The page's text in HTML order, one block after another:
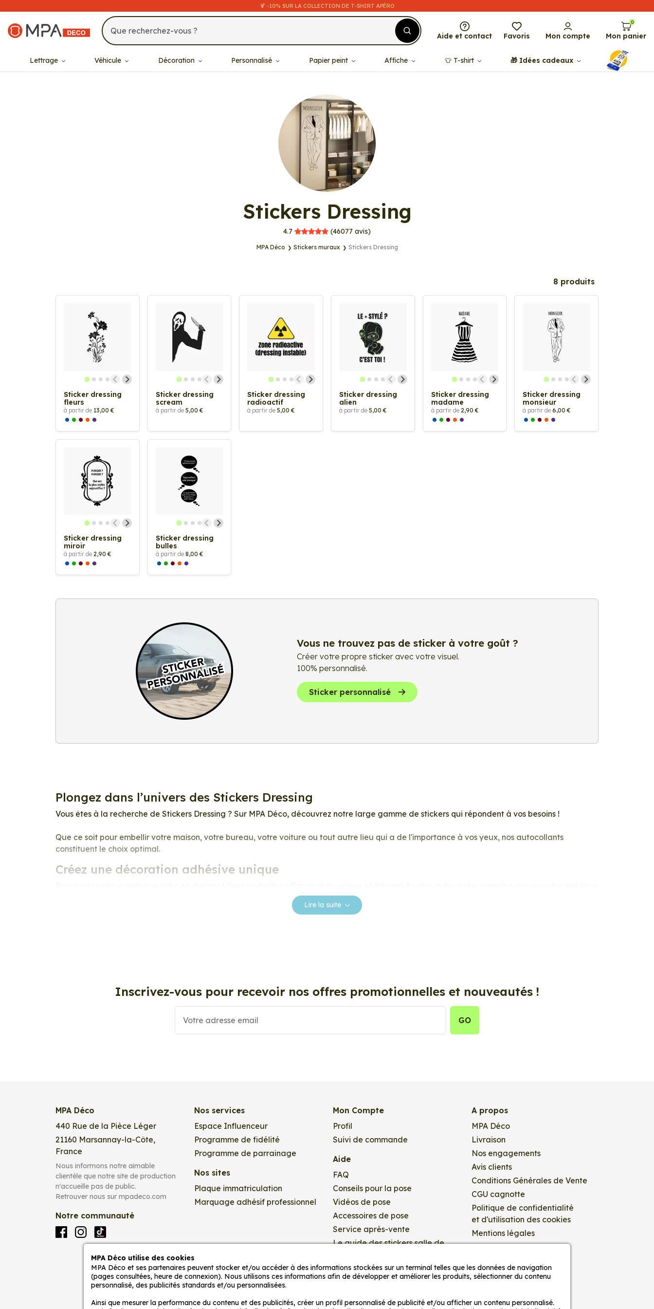
🍹 -10% SUR LA COLLECTION DE T-SHIRT APÉRO
MPA Déco
Aide et contact Favoris Mon compte
0
Mon panier
Lettrage Véhicule Décoration Personnalisé Papier peint Affiche 👕​​ T-shirt 🎁​ Idées cadeaux
Stickers Dressing
MPA Déco
4.7 (46077 avis)
MPA Déco Stickers muraux Stickers Dressing
8 produits
Sticker dressing
fleurs
à partir de 13,00 €
Sticker dressing
scream
à partir de 5,00 €
Sticker dressing
radioactif
à partir de5,00 €
Sticker dressing
alien
à partir de 5,00 €
Sticker dressing
madame
à partir de 2,90 €
Sticker dressing
monsieur
à partir de6,00 €
Sticker dressing
miroir
à partir de 2,90 €
Sticker dressing
bulles
à partir de 8,00 €
Vous ne trouvez pas de sticker à votre goût ?
Créer votre propre sticker avec votre visuel.
100% personnalisé.
Sticker personnalisé
Plongez dans l’univers des Stickers Dressing
Vous êtes à la recherche de Stickers Dressing ? Sur MPA Déco, découvrez notre large gamme de stickers qui répondent à vos besoins !
Que ce soit pour embellir votre maison, votre bureau, votre voiture ou tout autre lieu qui a de l'importance à vos yeux, nos autocollants
constituent le choix optimal.
Créez une décoration adhésive unique
afin qu’il puisse refléter votre univers et votre personnalité ? Les Stickers Dressing sont l’accessoire qu’il vous faut !
besoin et à vos attentes.
Où peut-on coller les stickers ?
Choisissez un sticker sur mesure
Choisir un sticker unique et sur mesure peut sembler délicat, mais cela devient simple dès lors que vous connaissez vos préférences et vos
besoins. Optez pour quelque chose qui reflète votre personnalité, qu'il s'agisse de vos passe-temps, de vos convictions ou simplement de ce qui
vous fait sourire.
Les Stickers Dressing sont des autocollants qui peuvent être utilisés pour décorer et personnaliser de nombreux objets, surfaces et espaces tels
que les vitrines, les murs, les véhicules, les ordinateurs portables, etc. Ils peuvent également servir de support de communication pour les
entreprises et les organisations.
Il faudra ainsi prendre en compte la taille et la forme de votre sticker. Les stickers sont disponibles en différentes tailles, du petit format au
grand format, afin de s’adapter au mieux à votre support de pose.
Une fabrication artisanale
Choisissez MPA Déco pour vos stickers et décoration adhésive ! Grâce à notre expertise depuis plus de 20 ans, vous allez pouvoir décorer votre
maison et votre voiture comme vous en avez envie !
Nous concevons toutes les décorations adhésives dans notre atelier à Marsannay-la-Côte en Bourgogne.
Lire la suite
Inscrivez-vous pour recevoir nos offres promotionnelles et nouveautés !
GO
MPA Déco
440 Rue de la Pièce Léger
21160 Marsannay-la-Côte,
France
Nous informons notre aimable
clientèle que notre site de production
n'accueille pas de public.
Retrouver nous sur mpadeco.com
Notre communauté
Facebook
Instagram
Nos services
Espace Influenceur
Programme de fidélité
Programme de parrainage
Nos sites
Plaque immatriculation
Marquage adhésif professionnel
Mon Compte
Profil
Suivi de commande
Aide
FAQ
Conseils pour la pose
Vidéos de pose
Accessoires de pose
Service après-vente
Le guide des stickers salle de
Le guide des stickers camping
car
A propos
MPA Déco
Livraison
Nos engagements
Avis clients
Conditions Générales de Vente
CGU cagnotte
Politique de confidentialité
et d'utilisation des cookies
Mentions légales
MPA Déco utilise des cookies
MPA Déco et ses partenaires peuvent stocker et/ou accéder à des informations stockées sur un terminal telles que les données de navigation
(pages consultées, heure de connexion). Nous utilisons ces informations afin de développer et améliorer les produits, sélectionner du contenu
personnalisé, des publicités standards et/ou personnalisées.
Ainsi que mesurer la performance du contenu et des publicités, créer un profil personnalisé de publicité et/ou afficher un contenu personnalisé.